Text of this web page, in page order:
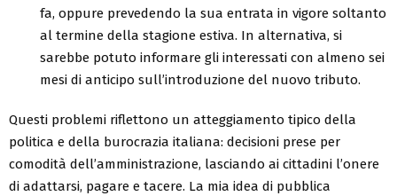
fa, oppure prevedendo la sua entrata in vigore soltanto
al termine della stagione estiva. In alternativa, si
sarebbe potuto informare gli interessati con almeno sei
mesi di anticipo sull’introduzione del nuovo tributo.
Questi problemi riflettono un atteggiamento tipico della
politica e della burocrazia italiana: decisioni prese per
comodità dell’amministrazione, lasciando ai cittadini l’onere
di adattarsi, pagare e tacere. La mia idea di pubblica